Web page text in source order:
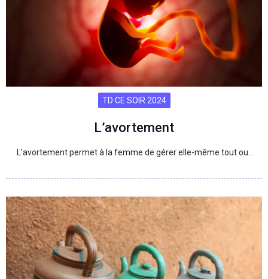
TD CE SOIR 2024
L’avortement
L’avortement permet à la femme de gérer elle-même tout ou…